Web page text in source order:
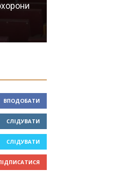
ВПОДОБАТИ
СЛІДУВАТИ
СЛІДУВАТИ